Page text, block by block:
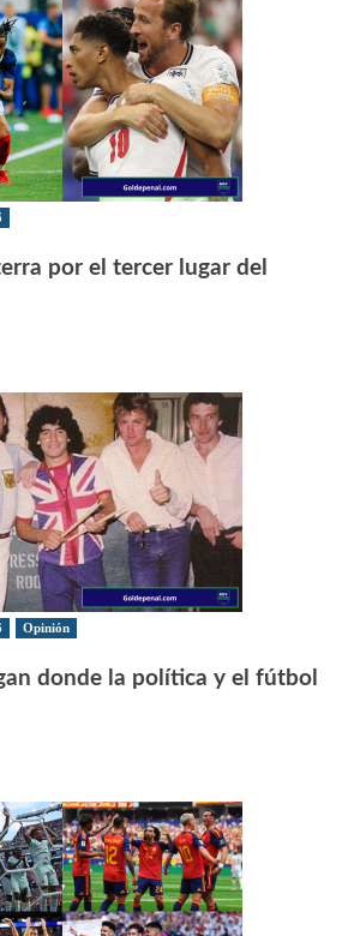
por el tercer lugar del
Opinión
donde la política y el fútbol